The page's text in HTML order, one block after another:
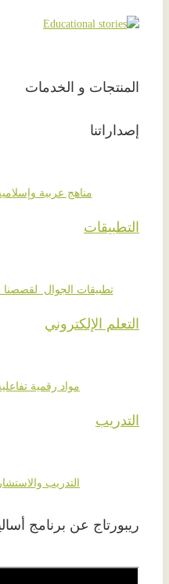
المنتجات و الخدمات
إصداراتنا
مناهج عربية
التطبيقات
تطبيقات الجوال لقصصنا
التعلم الإلكتروني
مواد رقمية
التدريب
التدريب
ريبورتاج عن برنامج